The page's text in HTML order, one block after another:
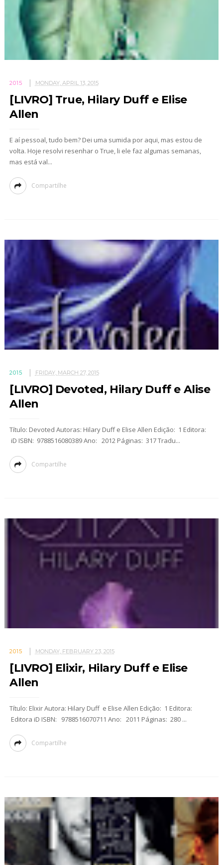
2015 MONDAY, APRIL 13, 2015
[LIVRO] True, Hilary Duff e Elise
Allen
E aí pessoal, tudo bem? Dei uma sumida por aqui, mas estou de
volta. Hoje resolvi resenhar o True, li ele faz algumas semanas,
mas está val...
Compartilhe
2015 FRIDAY, MARCH 27, 2015
[LIVRO] Devoted, Hilary Duff e Alise
Allen
Título: Devoted Autoras: Hilary Duff e Elise Allen Edição: 1 Editora:
iD ISBN: 9788516080389 Ano: 2012 Páginas: 317 Tradu...
Compartilhe
2015 MONDAY, FEBRUARY 23, 2015
[LIVRO] Elixir, Hilary Duff e Elise
Allen
Título: Elixir Autora: Hilary Duff e Elise Allen Edição: 1 Editora:
Editora iD ISBN: 9788516070711 Ano: 2011 Páginas: 280 ...
Compartilhe